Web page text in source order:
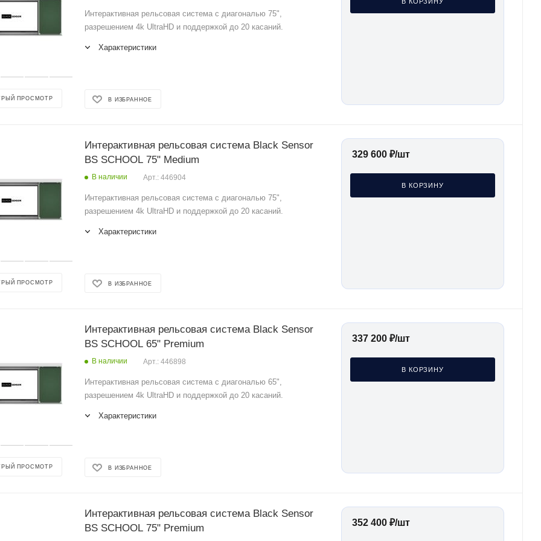
ПРОСМОТР
Интерактивная рельсовая система с диагональю 75",
разрешением 4k UltraHD и поддержкой до 20 касаний.
Характеристики
В ИЗБРАННОЕ
ПРОСМОТР
Интерактивная рельсовая система Black Sensor
BS SCHOOL 75" Medium
В наличии Арт.: 446904
Интерактивная рельсовая система с диагональю 75",
разрешением 4k UltraHD и поддержкой до 20 касаний.
Характеристики
В ИЗБРАННОЕ
329 600 ₽/шт
В КОРЗИНУ
ПРОСМОТР
Интерактивная рельсовая система Black Sensor
BS SCHOOL 65" Premium
В наличии Арт.: 446898
Интерактивная рельсовая система с диагональю 65",
разрешением 4k UltraHD и поддержкой до 20 касаний.
Характеристики
В ИЗБРАННОЕ
337 200 ₽/шт
В КОРЗИНУ
Интерактивная рельсовая система Black Sensor
BS SCHOOL 75" Premium
352 400 ₽/шт